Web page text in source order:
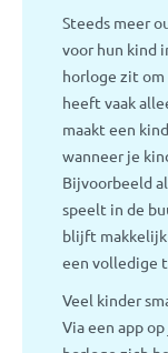
Steeds meer
voor hun kind
horloge zit om
heeft vaak
maakt een
wanneer je
Bijvoorbeeld
speelt in de
blijft
een volledige
Veel kinder
Via een app